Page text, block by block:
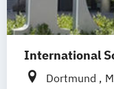
International
Dortmund